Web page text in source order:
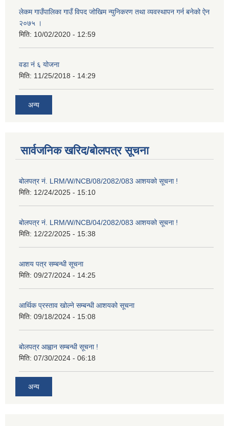
लेकम गाउँपालिका गाउँ विपद जोखिम न्युनिकरण तथा व्यवस्थापन गर्न बनेको ऐन
२०७५ ।
मिति: 10/02/2020 - 12:59
वडा नं ६ योजना
मिति: 11/25/2018 - 14:29
अन्य
सार्वजनिक खरिद/बोलपत्र सूचना
बोलपत्र नं. LRM/W/NCB/08/2082/083 आशयको सूचना !
मिति: 12/24/2025 - 15:10
बोलपत्र नं. LRM/W/NCB/04/2082/083 आशयको सूचना !
मिति: 12/22/2025 - 15:38
आशय पत्र सम्बन्धी सूचना
मिति: 09/27/2024 - 14:25
आर्थिक प्रस्ताव खोल्ने सम्बन्धी आशयको सूचना
मिति: 09/18/2024 - 15:08
बोलपत्र आह्वान सम्बन्धी सूचना !
मिति: 07/30/2024 - 06:18
अन्य